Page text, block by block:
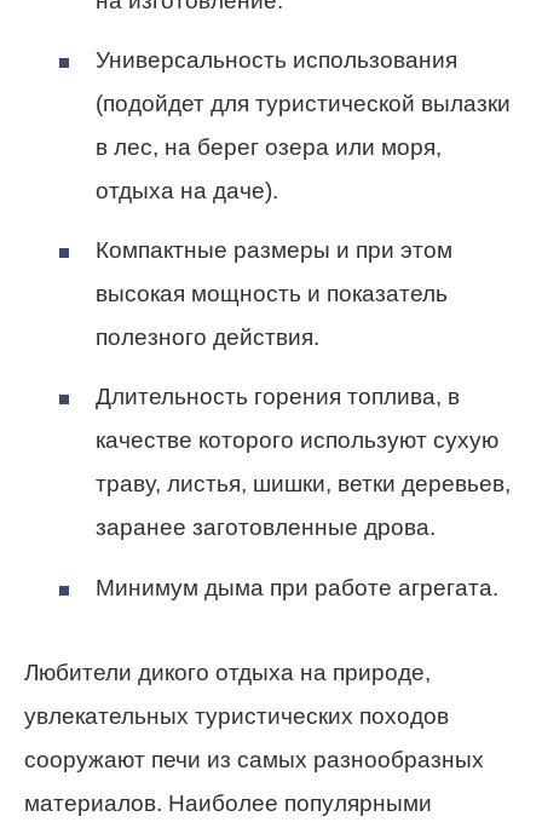
Универсальность использования
(подойдет для туристической вылазки
в лес, на берег озера или моря,
отдыха на даче).
Компактные размеры и при этом
высокая мощность и показатель
полезного действия.
Длительность горения топлива, в
качестве которого используют сухую
траву, листья, шишки, ветки деревьев,
заранее заготовленные дрова.
Минимум дыма при работе агрегата.
Любители дикого отдыха на природе,
увлекательных туристических походов
сооружают печи из самых разнообразных
материалов. Наиболее популярными